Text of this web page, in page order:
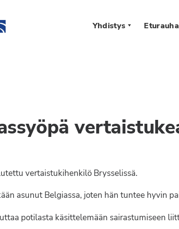
Yhdistys
vertaistukihenkilö Brysselissä.
asunut Belgiassa, joten hän tuntee hyvin
potilasta käsittelemään sairastumiseen